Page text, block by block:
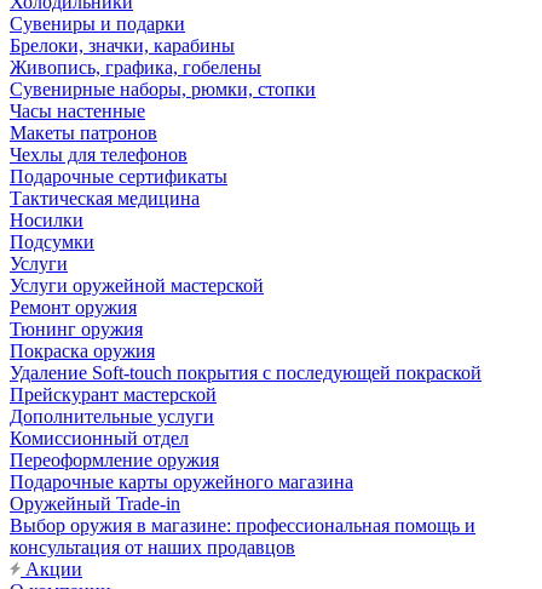
Сувениры и подарки
Брелоки, значки, карабины
Живопись, графика, гобелены
Сувенирные наборы, рюмки, стопки
Часы настенные
Макеты патронов
Чехлы для телефонов
Подарочные сертификаты
Тактическая медицина
Носилки
Подсумки
Услуги
Услуги оружейной мастерской
Ремонт оружия
Тюнинг оружия
Покраска оружия
Удаление Soft-touch покрытия с последующей покраской
Прейскурант мастерской
Дополнительные услуги
Комиссионный отдел
Переоформление оружия
Подарочные карты оружейного магазина
Оружейный Trade-in
Выбор оружия в магазине: профессиональная помощь и
консультация от наших продавцов
Акции